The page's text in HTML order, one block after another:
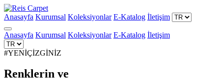
Anasayfa Kurumsal Koleksiyonlar E-Katalog İletişim
Anasayfa Kurumsal Koleksiyonlar E-Katalog İletişim
#YENİÇİZGİNİZ
Renklerin ve